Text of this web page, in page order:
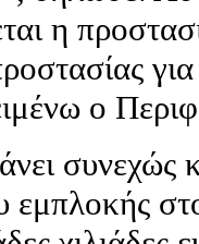
η
ο
εμπλοκής